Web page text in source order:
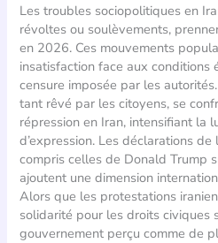
Les troubles sociopolitiques en
révoltes ou soulèvements,
en 2026. Ces mouvements
insatisfaction face aux conditions
censure imposée par les
tant rêvé par les citoyens, se
répression en Iran, intensifiant la
d’expression. Les déclarations
compris celles de Donald Trump
ajoutent une dimension
Alors que les protestations
solidarité pour les droits civiques
gouvernement perçu comme de